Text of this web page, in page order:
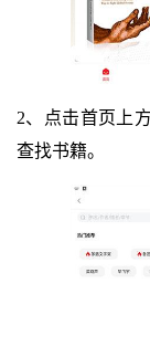
2、点击首页上
查找书籍。